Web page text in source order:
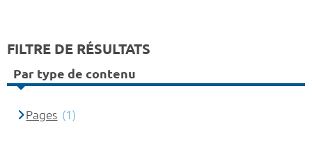
FILTRE DE RÉSULTATS
Par type de contenu
Pages (1)